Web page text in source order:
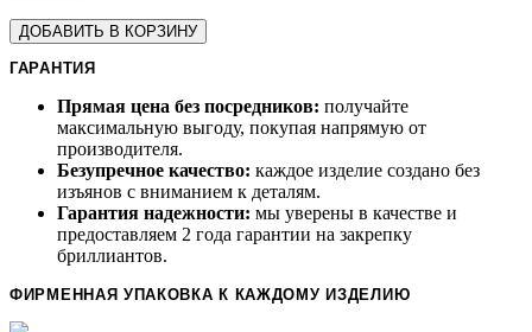
ДОБАВИТЬ В КОРЗИНУ
ГАРАНТИЯ
Прямая цена без посредников: получайте
максимальную выгоду, покупая напрямую от
производителя.
Безупречное качество: каждое изделие создано без
изъянов с вниманием к деталям.
Гарантия надежности: мы уверены в качестве и
предоставляем 2 года гарантии на закрепку
бриллиантов.
ФИРМЕННАЯ УПАКОВКА К КАЖДОМУ ИЗДЕЛИЮ